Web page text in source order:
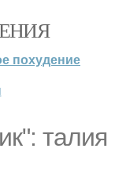
похудение
талия